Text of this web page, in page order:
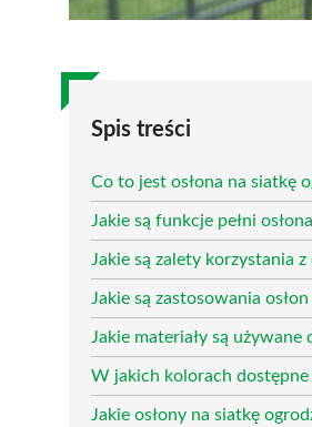
Spis treści
Co to jest osłona na siatkę
Jakie są funkcje pełni
Jakie są zalety korzystania
Jakie są zastosowania
Jakie materiały są
W jakich kolorach dostępne
Jakie osłony na siatkę